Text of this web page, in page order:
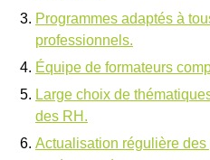
Programmes adaptés à
professionnels.
Équipe de formateurs
Large choix de
des RH.
Actualisation régulière